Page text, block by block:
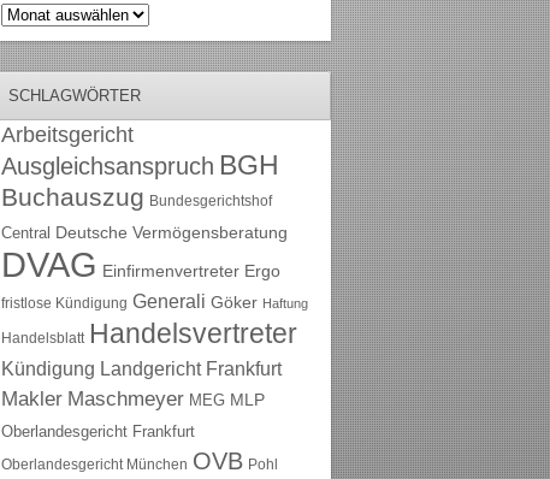
Archiv
SCHLAGWÖRTER
Arbeitsgericht
Ausgleichsanspruch BGH
Buchauszug Bundesgerichtshof
Central Deutsche Vermögensberatung
DVAG Einfirmenvertreter Ergo
fristlose Kündigung Generali Göker Haftung
Handelsblatt Handelsvertreter
Kündigung Landgericht Frankfurt
Makler Maschmeyer MEG MLP
Oberlandesgericht Frankfurt
Oberlandesgericht München OVB Pohl